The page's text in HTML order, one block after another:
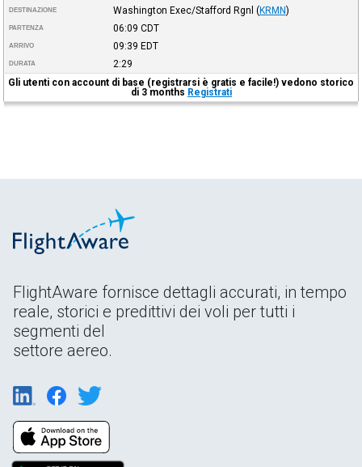
DESTINAZIONE Washington Exec/Stafford Rgnl (KRMN)
PARTENZA 06:09 CDT
ARRIVO 09:39 EDT
DURATA
2:29
Gli utenti con account di base (registrarsi è gratis e facile!) vedono storico
di 3 months Registrati
FlightAware fornisce dettagli accurati, in tempo
reale, storici e predittivi dei voli per tutti i
segmenti del
settore aereo.